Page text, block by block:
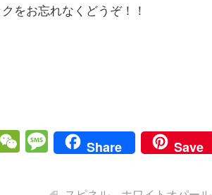
をお忘れなくどうぞ！！
W M
es
sa
Share Save